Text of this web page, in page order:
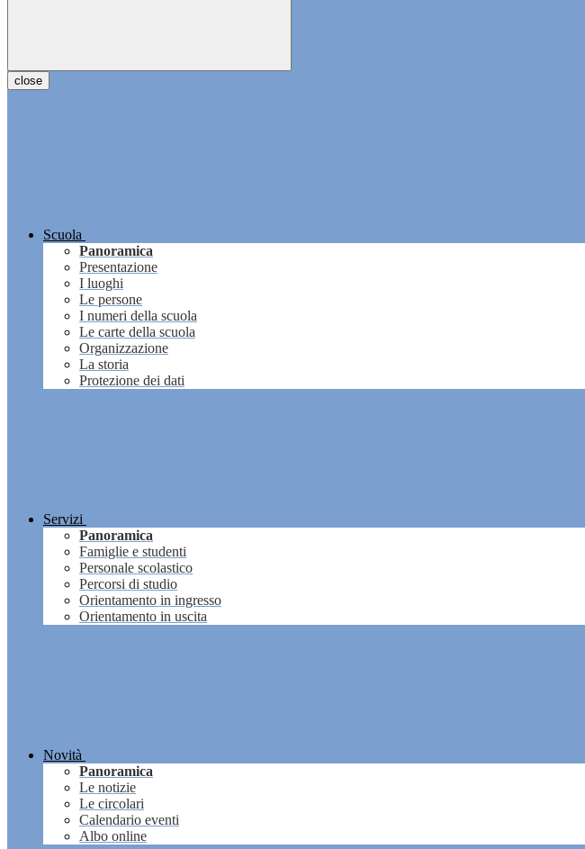
close
Scuola
Panoramica
Presentazione
I luoghi
Le persone
I numeri della scuola
Le carte della scuola
Organizzazione
La storia
Protezione dei dati
Servizi
Panoramica
Famiglie e studenti
Personale scolastico
Percorsi di studio
Orientamento in ingresso
Orientamento in uscita
Novità
Panoramica
Le notizie
Le circolari
Calendario eventi
Albo online